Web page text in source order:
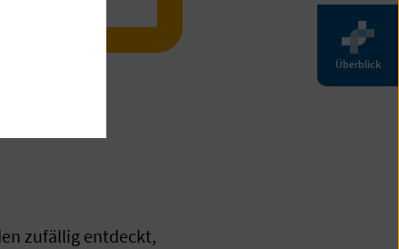
Überblick
zufällig entdeckt,